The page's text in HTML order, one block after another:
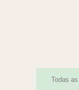
Todas